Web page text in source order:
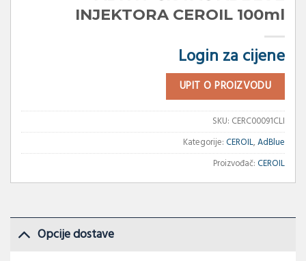
INJEKTORA CEROIL 100ml
Login za cijene
UPIT O PROIZVODU
SKU: CERC00091CLI
Kategorije: CEROIL,AdBlue
Proizvođač: CEROIL
Opcije dostave